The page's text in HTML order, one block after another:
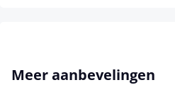
Productgalerij overslaan
Meer aanbevelingen